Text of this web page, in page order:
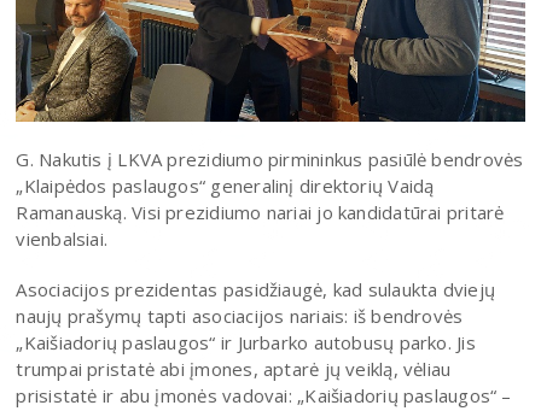
G. Nakutis į LKVA prezidiumo pirmininkus pasiūlė bendrovės
„Klaipėdos paslaugos“ generalinį direktorių Vaidą
Ramanauską. Visi prezidiumo nariai jo kandidatūrai pritarė
vienbalsiai.
Asociacijos prezidentas pasidžiaugė, kad sulaukta dviejų
naujų prašymų tapti asociacijos nariais: iš bendrovės
„Kaišiadorių paslaugos“ ir Jurbarko autobusų parko. Jis
trumpai pristatė abi įmones, aptarė jų veiklą, vėliau
prisistatė ir abu įmonės vadovai: „Kaišiadorių paslaugos“ –